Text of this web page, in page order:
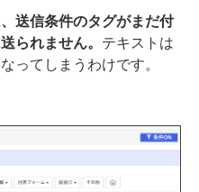
送信条件のタグがまだ付
られません。 テキストは
ってしまうわけです。